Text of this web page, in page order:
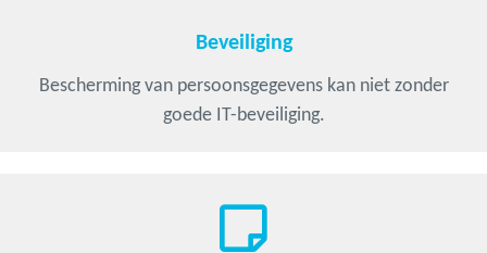
Beveiliging
Bescherming van persoonsgegevens kan niet zonder
goede IT-beveiliging.